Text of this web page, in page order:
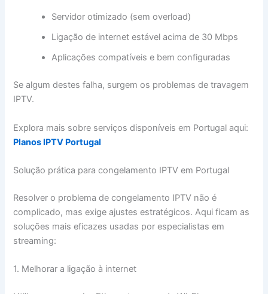
Servidor otimizado (sem overload)
Ligação de internet estável acima de 30 Mbps
Aplicações compatíveis e bem configuradas
Se algum destes falha, surgem os problemas de travagem
IPTV.
Explora mais sobre serviços disponíveis em Portugal aqui:
Planos IPTV Portugal
Solução prática para congelamento IPTV em Portugal
Resolver o problema de congelamento IPTV não é
complicado, mas exige ajustes estratégicos. Aqui ficam as
soluções mais eficazes usadas por especialistas em
streaming:
1. Melhorar a ligação à internet